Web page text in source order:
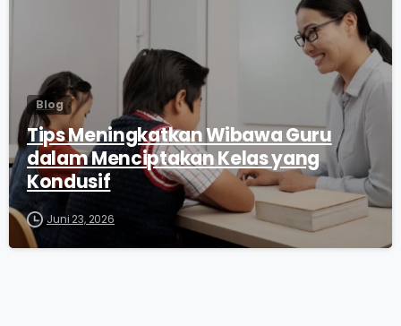
Blog
Tips Meningkatkan Wibawa Guru
dalam Menciptakan Kelas yang
Kondusif
Juni 23, 2026